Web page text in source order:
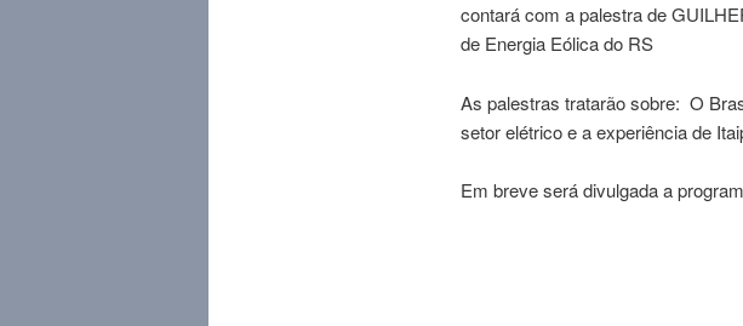
contará com a palestra de
de Energia Eólica do RS
As palestras tratarão sobre: O
setor elétrico e a experiência de
Em breve será divulgada a